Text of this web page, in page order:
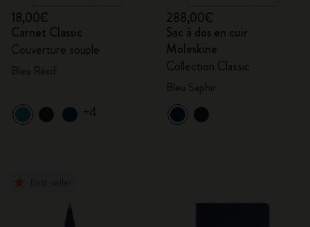
18,00€
Carnet Classic
Couverture souple
+4
288,00€
Sac à dos en cuir
Moleskine
Collection Classic